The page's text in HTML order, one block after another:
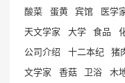
酸菜
蛋黄 宾馆 医学
天文学家
大学 食品
公司介绍
十二本纪 猪
文学家
香菇 卫浴 木